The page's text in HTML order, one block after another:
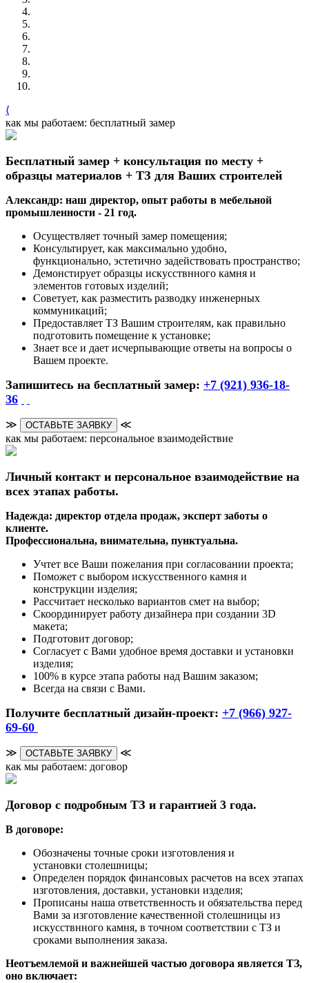
⟨
как мы работаем: бесплатный замер
Бесплатный замер + консультация по месту +
образцы материалов + ТЗ для Ваших строителей
Александр: наш директор, опыт работы в мебельной
промышленности - 21 год.
Осуществляет точный замер помещения;
Консультирует, как максимально удобно,
функционально, эстетично задействовать пространство;
Демонстирует образцы искусствнного камня и
элементов готовых изделий;
Советует, как разместить разводку инженерных
коммуникаций;
Предоставляет ТЗ Вашим строителям, как правильно
подготовить помещение к установке;
Знает все и дает исчерпывающие ответы на вопросы о
Вашем проекте.
Запишитесь на бесплатный замер: +7 (921) 936-18-
36
≫ ОСТАВЬТЕ ЗАЯВКУ
≪
как мы работаем: персональное взаимодействие
Личный контакт и персональное взаимодействие на
всех этапах работы.
Надежда: директор отдела продаж, эксперт заботы о
клиенте.
Профессиональна, внимательна, пунктуальна.
Учтет все Ваши пожелания при согласовании проекта;
Поможет с выбором искусственного камня и
конструкции изделия;
Рассчитает несколько вариантов смет на выбор;
Скоординирует работу дизайнера при создании 3D
макета;
Подготовит договор;
Согласует с Вами удобное время доставки и установки
изделия;
100% в курсе этапа работы над Вашим заказом;
Всегда на связи с Вами.
Получите бесплатный дизайн-проект: +7 (966) 927-
69-60
≫ ОСТАВЬТЕ ЗАЯВКУ
≪
как мы работаем: договор
Договор с подробным ТЗ и гарантией 3 года.
В договоре:
Обозначены точные сроки изготовления и
установки столешницы;
Определен порядок финансовых расчетов на всех этапах
изготовления, доставки, установки изделия;
Прописаны наша ответственность и обязательства перед
Вами за изготовление качественной столешницы из
искусствнного камня, в точном соответствии с ТЗ и
сроками выполнения заказа.
Неотъемлемой и важнейшей частью договора является ТЗ,
оно включает: